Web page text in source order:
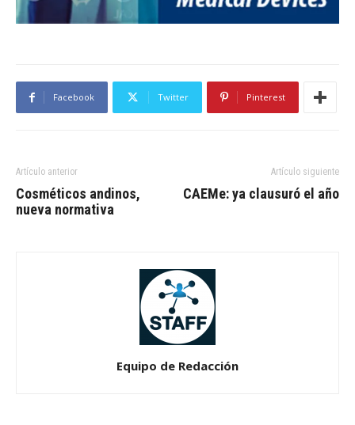
Facebook Twitter Pinterest
Artículo anterior
Cosméticos andinos,
nueva normativa
Artículo siguiente
CAEMe: ya clausuró el año
Equipo de Redacción